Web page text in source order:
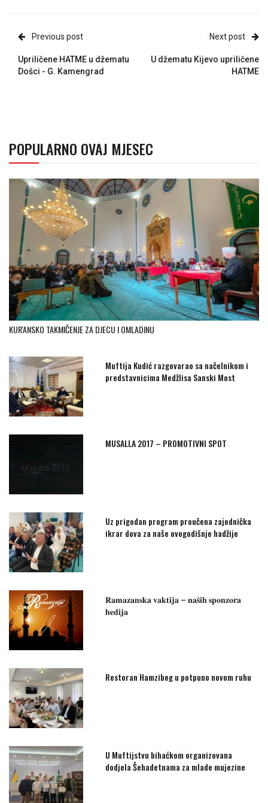
Previous post
Upriličene HATME u džematu
Došci - G. Kamengrad
Next post
U džematu Kijevo upriličene
HATME
POPULARNO OVAJ MJESEC
KUR'ANSKO TAKMIČENJE ZA DJECU I OMLADINU
Muftija Kudić razgovarao sa načelnikom i
predstavnicima Medžlisa Sanski Most
MUSALLA 2017 – PROMOTIVNI SPOT
Uz prigodan program proučena zajednička
ikrar dova za naše ovogodišnje hadžije
𝐑𝐚𝐦𝐚𝐳𝐚𝐧𝐬𝐤𝐚 𝐯𝐚𝐤𝐭𝐢𝐣𝐚 – 𝐧𝐚𝐬̌𝐢𝐡 𝐬𝐩𝐨𝐧𝐳𝐨𝐫𝐚
𝐡𝐞𝐝𝐢𝐣𝐚
Restoran Hamzibeg u potpuno novom ruhu
U Muftijstvu bihaćkom organizovana
dodjela Šehadetnama za mlade mujezine